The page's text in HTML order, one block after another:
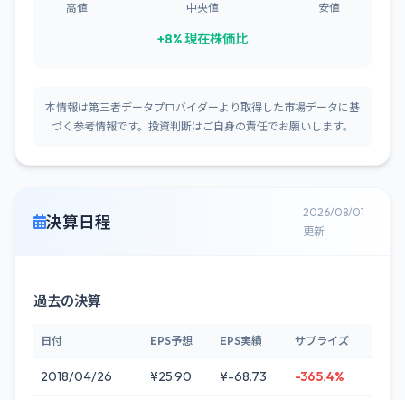
高値 中央値 安値
+8% 現在株価比
本情報は第三者データプロバイダーより取得した市場データに基
づく参考情報です。投資判断はご自身の責任でお願いします。
決算日程
2026/08/01
更新
過去の決算
日付 EPS予想 EPS実績 サプライズ
2018/04/26 ¥25.90 ¥-68.73 -365.4%